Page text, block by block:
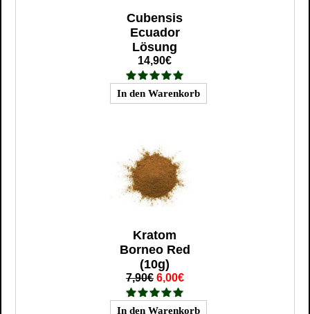
Cubensis
Ecuador
Lösung
14,90€
Kratom
Borneo Red
(10g)
7,90€ 6,00€